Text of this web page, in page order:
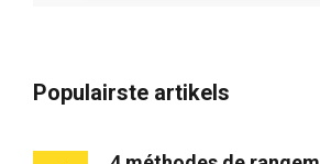
Populairste artikels